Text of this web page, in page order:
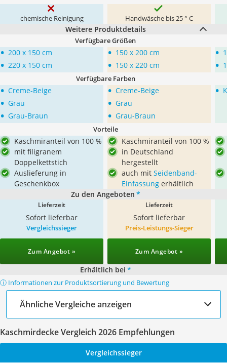
chemische Reinigung Handwäsche bis 25 ° C
Weitere Produktdetails
Verfügbare Größen
• 200 x 150 cm
• 220 x 150 cm
• 150 x 200 cm
• 150 x 220 cm
•
•
Verfügbare Farben
• Creme-Beige
• Grau
• Grau-Braun
• Creme-Beige
• Grau
• Grau-Braun
•
Vorteile
Kaschmiranteil von 100 %
mit filigranem
Doppelkettstich
Auslieferung in
Geschenkbox
Kaschmiranteil von 100 %
in Deutschland
hergestellt
auch mit Seidenband-
Einfassung erhältlich
Zu den Angeboten *
Lieferzeit
Sofort lieferbar
Lieferzeit
Sofort lieferbar
Vergleichssieger
Zum Angebot »
Preis-Leistungs-Sieger
Zum Angebot »
Erhältlich bei *
ⓘ Informationen zur Produktsortierung und Bewertung
Ähnliche Vergleiche anzeigen
Kaschmirdecke Vergleich 2026 Empfehlungen
Vergleichssieger